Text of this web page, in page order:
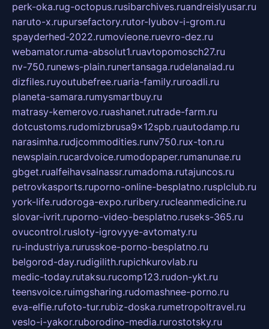
perk-oka.rug-octopus.rusibarchives.ruandreislyusar.ru
naruto-x.rupursefactory.rutor-lyubov-i-grom.ru
spayderhed-2022.rumovieone.ruevro-dez.ru
webamator.ruma-absolut1.ruavtopomosch27.ru
nv-750.runews-plain.runertansaga.rudelanalad.ru
dizfiles.ruyoutubefree.ruaria-family.ruroadli.ru
planeta-samara.rumysmartbuy.ru
matrasy-kemerovo.ruashanet.rutrade-farm.ru
dotcustoms.rudomizbrusa9x12spb.ruautodamp.ru
narasimha.rudjcommodities.runv750.rux-ton.ru
newsplain.rucardvoice.rumodopaper.rumanunae.ru
gbget.rualfeihavsalnassr.rumadoma.rutajuncos.ru
petrovkasports.ruporno-online-besplatno.rusplclub.ru
york-life.rudoroga-expo.ruribery.rucleanmedicine.ru
slovar-ivrit.ruporno-video-besplatno.ruseks-365.ru
ovucontrol.rusloty-igrovyye-avtomaty.ru
ru-industriya.rurusskoe-porno-besplatno.ru
belgorod-day.rudigilith.rupichkurovlab.ru
medic-today.rutaksu.rucomp123.rudon-ykt.ru
teensvoice.ruimgsharing.rudomashnee-porno.ru
eva-elfie.rufoto-tur.rubiz-doska.rumetropoltravel.ru
veslo-i-yakor.ruborodino-media.rurostotsky.ru